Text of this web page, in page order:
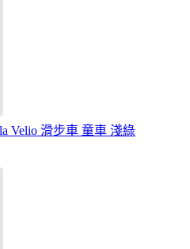
Velio 滑步車 童車 淺綠